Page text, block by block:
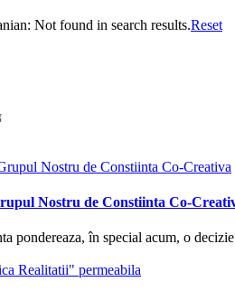
Not found in search results.Reset
Nostru de Constiinta Co-
pondereaza, în special acum, o